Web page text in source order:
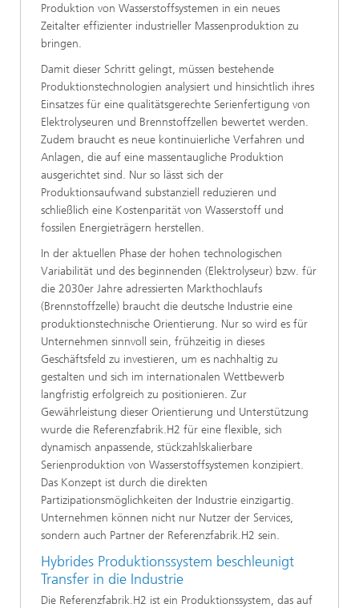
Produktion von Wasserstoffsystemen in ein neues
Zeitalter effizienter industrieller Massenproduktion zu
bringen.
Damit dieser Schritt gelingt, müssen bestehende
Produktionstechnologien analysiert und hinsichtlich ihres
Einsatzes für eine qualitätsgerechte Serienfertigung von
Elektrolyseuren und Brennstoffzellen bewertet werden.
Zudem braucht es neue kontinuierliche Verfahren und
Anlagen, die auf eine massentaugliche Produktion
ausgerichtet sind. Nur so lässt sich der
Produktionsaufwand substanziell reduzieren und
schließlich eine Kostenparität von Wasserstoff und
fossilen Energieträgern herstellen.
In der aktuellen Phase der hohen technologischen
Variabilität und des beginnenden (Elektrolyseur) bzw. für
die 2030er Jahre adressierten Markthochlaufs
(Brennstoffzelle) braucht die deutsche Industrie eine
produktionstechnische Orientierung. Nur so wird es für
Unternehmen sinnvoll sein, frühzeitig in dieses
Geschäftsfeld zu investieren, um es nachhaltig zu
gestalten und sich im internationalen Wettbewerb
langfristig erfolgreich zu positionieren. Zur
Gewährleistung dieser Orientierung und Unterstützung
wurde die Referenzfabrik.H2 für eine flexible, sich
dynamisch anpassende, stückzahlskalierbare
Serienproduktion von Wasserstoffsystemen konzipiert.
Das Konzept ist durch die direkten
Partizipationsmöglichkeiten der Industrie einzigartig.
Unternehmen können nicht nur Nutzer der Services,
sondern auch Partner der Referenzfabrik.H2 sein.
Hybrides Produktionssystem beschleunigt
Transfer in die Industrie
Die Referenzfabrik.H2 ist ein Produktionssystem, das auf